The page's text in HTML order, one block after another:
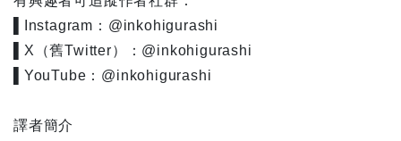
▌Instagram：@inkohigurashi
▌X（舊Twitter）：@inkohigurashi
▌YouTube：@inkohigurashi
譯者簡介